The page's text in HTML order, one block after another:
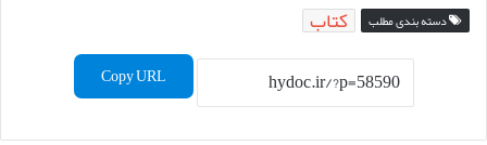
دسته بندی مطلب کتاب
Copy URL